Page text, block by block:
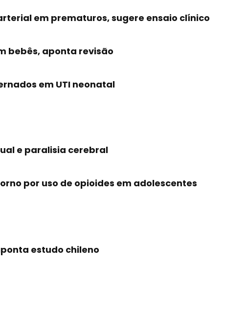
em prematuros, sugere ensaio clínico
bebês, aponta revisão
em UTI neonatal
e paralisia cerebral
por uso de opioides em adolescentes
estudo chileno